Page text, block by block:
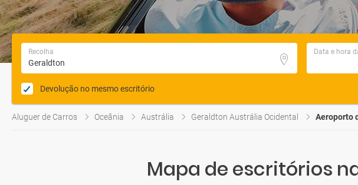
Recolha Data e hora
Devolução no mesmo escritório
Aluguer de Carros Oceânia Austrália Geraldton Austrália Ocidental Aeroporto
Mapa de escritórios